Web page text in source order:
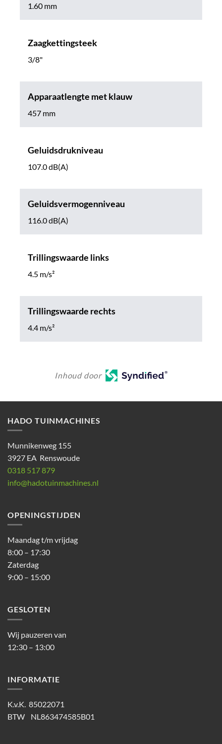
1.60 mm
Zaagkettingsteek
3/8"
Apparaatlengte met klauw
457 mm
Geluidsdrukniveau
107.0 dB(A)
Geluidsvermogenniveau
116.0 dB(A)
Trillingswaarde links
4.5 m/s²
Trillingswaarde rechts
4.4 m/s²
Inhoud door
HADO TUINMACHINES
Munnikenweg 155
3927 EA Renswoude
0318 517 879
info@hadotuinmachines.nl
OPENINGSTIJDEN
Maandag t/m vrijdag
8:00 – 17:30
Zaterdag
9:00 – 15:00
GESLOTEN
Wij pauzeren van
12:30 – 13:00
INFORMATIE
K.v.K. 85022071
BTW NL863474585B01